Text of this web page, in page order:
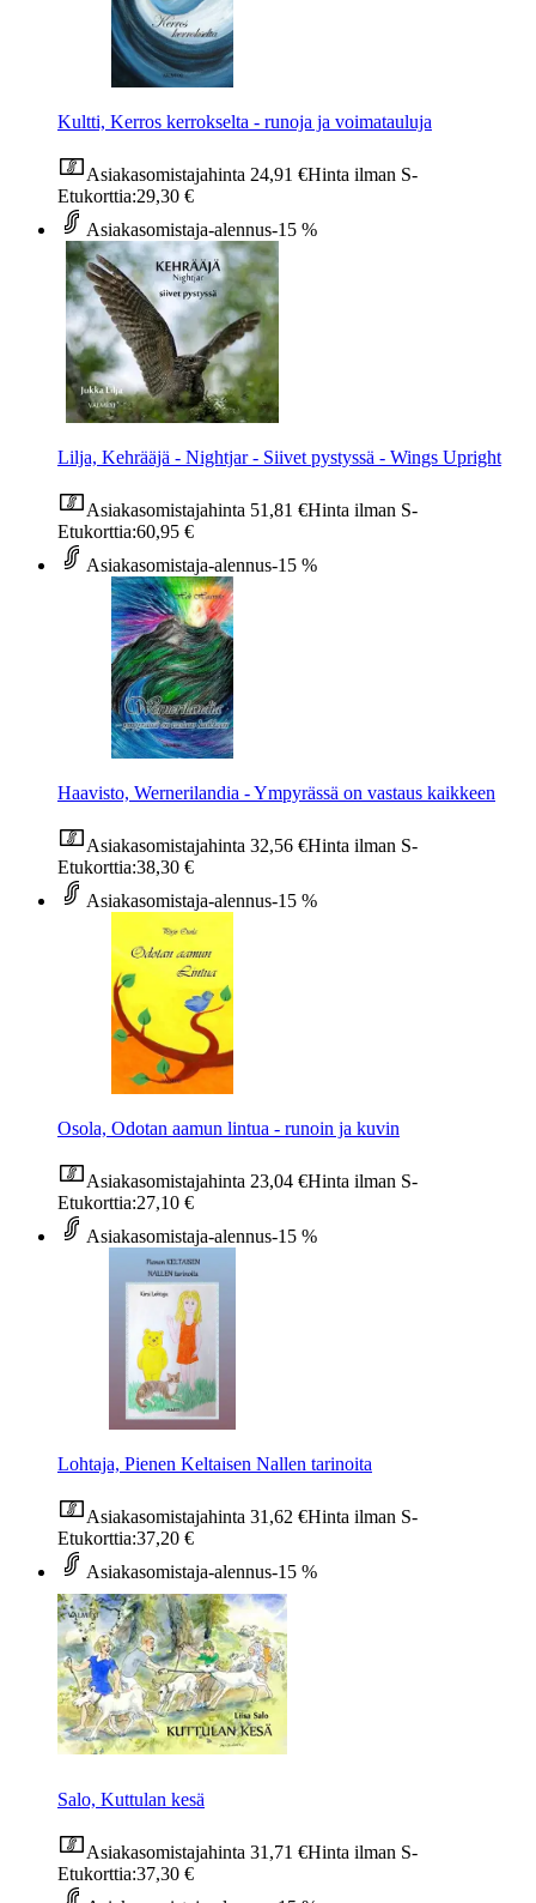
Kultti, Kerros kerrokselta - runoja ja voimatauluja
Asiakasomistajahinta 24,91 €Hinta ilman S-
Etukorttia:29,30 €
Asiakasomistaja-alennus-15 %
Lilja, Kehrääjä - Nightjar - Siivet pystyssä - Wings Upright
Asiakasomistajahinta 51,81 €Hinta ilman S-
Etukorttia:60,95 €
Asiakasomistaja-alennus-15 %
Haavisto, Wernerilandia - Ympyrässä on vastaus kaikkeen
Asiakasomistajahinta 32,56 €Hinta ilman S-
Etukorttia:38,30 €
Asiakasomistaja-alennus-15 %
Osola, Odotan aamun lintua - runoin ja kuvin
Asiakasomistajahinta 23,04 €Hinta ilman S-
Etukorttia:27,10 €
Asiakasomistaja-alennus-15 %
Lohtaja, Pienen Keltaisen Nallen tarinoita
Asiakasomistajahinta 31,62 €Hinta ilman S-
Etukorttia:37,20 €
Asiakasomistaja-alennus-15 %
Salo, Kuttulan kesä
Asiakasomistajahinta 31,71 €Hinta ilman S-
Etukorttia:37,30 €